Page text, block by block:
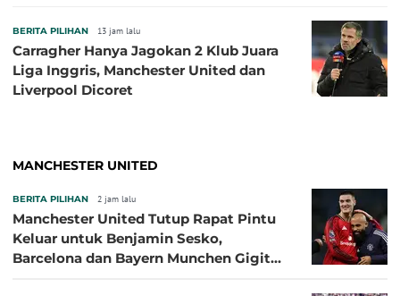
BERITA PILIHAN 13 jam lalu
Carragher Hanya Jagokan 2 Klub Juara
Liga Inggris, Manchester United dan
Liverpool Dicoret
MANCHESTER UNITED
BERITA PILIHAN 2 jam lalu
Manchester United Tutup Rapat Pintu
Keluar untuk Benjamin Sesko,
Barcelona dan Bayern Munchen Gigit